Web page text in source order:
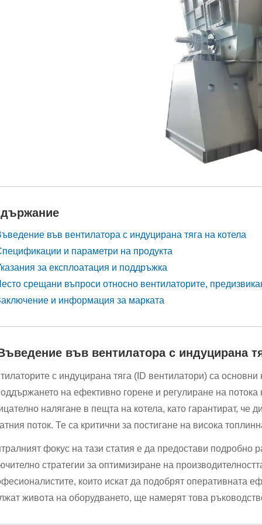
във вентилатора с индуцирана тяга на котела
и параметри на продукта
за експлоатация и поддръжка
срещани въпроси относно вентилаторите,
и информация за марката
във вентилатора с индуцирана
с индуцирана тяга (ID вентилатори) са
на ефективно горене и регулиране на
налягане в пещта на котела, като гарантират, че
поток. Те са критични за постигане на висока
фокус на тази статия е да предостави подробно
стратегии за оптимизиране на
които искат да подобрят оперативната
живота на оборудването, ще намерят това